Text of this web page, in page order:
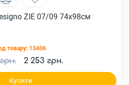
ZIE 07/09 74x98см
товару: 13406
2 253 грн.
Купити